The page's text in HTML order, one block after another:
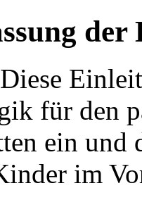
der
Diese
für den
ein
im